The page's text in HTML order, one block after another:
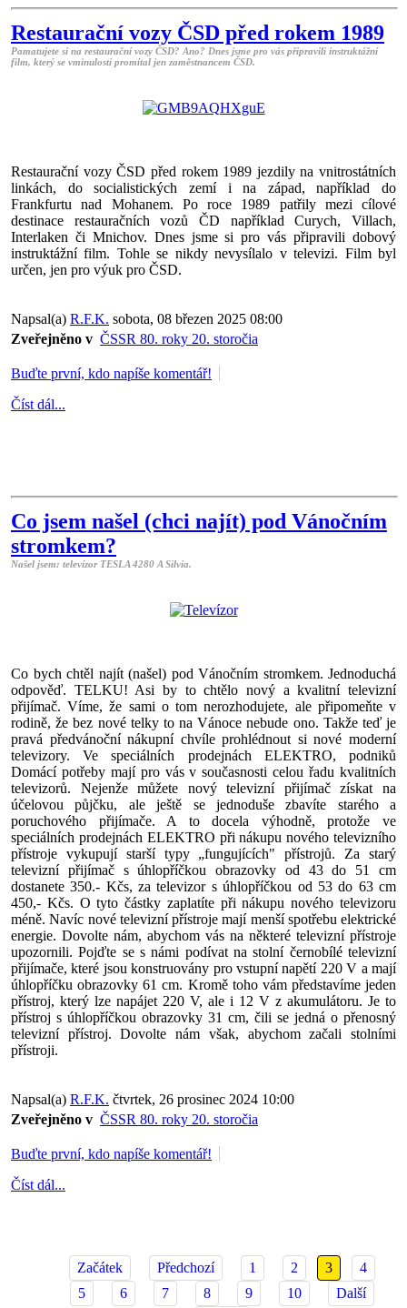
Restaurační vozy ČSD před rokem 1989
Pamatujete si na restaurační vozy ČSD? Ano? Dnes jsme pro vás připravili instruktážní
film, který se vminulosti promítal jen zaměstnancem ČSD.
Restaurační vozy ČSD před rokem 1989 jezdily na vnitrostátních
linkách, do socialistických zemí i na západ, například do
Frankfurtu nad Mohanem. Po roce 1989 patřily mezi cílové
destinace restauračních vozů ČD například Curych, Villach,
Interlaken či Mnichov. Dnes jsme si pro vás připravili dobový
instruktážní film. Tohle se nikdy nevysílalo v televizi. Film byl
určen, jen pro výuk pro ČSD.
Napsal(a) R.F.K. sobota, 08 březen 2025 08:00
Zveřejněno v ČSSR 80. roky 20. storočia
Buďte první, kdo napíše komentář!
Číst dál...
Co jsem našel (chci najít) pod Vánočním
stromkem?
Našel jsem: televízor TESLA 4280 A Silvia.
Co bych chtěl najít (našel) pod Vánočním stromkem. Jednoduchá
odpověď. TELKU! Asi by to chtělo nový a kvalitní televizní
přijímač. Víme, že sami o tom nerozhodujete, ale připomeňte v
rodině, že bez nové telky to na Vánoce nebude ono. Takže teď je
pravá předvánoční nákupní chvíle prohlédnout si nové moderní
televizory. Ve speciálních prodejnách ELEKTRO, podniků
Domácí potřeby mají pro vás v současnosti celou řadu kvalitních
televizorů. Nejenže můžete nový televizní přijímač získat na
účelovou půjčku, ale ještě se jednoduše zbavíte starého a
poruchového přijímače. A to docela výhodně, protože ve
speciálních prodejnách ELEKTRO při nákupu nového televizního
přístroje vykupují starší typy „fungujících" přístrojů. Za starý
televizní přijímač s úhlopříčkou obrazovky od 43 do 51 cm
dostanete 350.- Kčs, za televizor s úhlopříčkou od 53 do 63 cm
450,- Kčs. O tyto částky zaplatíte při nákupu nového televizoru
méně. Navíc nové televizní přístroje mají menší spotřebu elektrické
energie. Dovolte nám, abychom vás na některé televizní přístroje
upozornili. Pojďte se s námi podívat na stolní černobílé televizní
přijímače, které jsou konstruovány pro vstupní napětí 220 V a mají
úhlopříčku obrazovky 61 cm. Kromě toho vám představíme jeden
přístroj, který lze napájet 220 V, ale i 12 V z akumulátoru. Je to
přístroj s úhlopříčkou obrazovky 31 cm, čili se jedná o přenosný
televizní přístroj. Dovolte nám však, abychom začali stolními
přístroji.
Napsal(a) R.F.K. čtvrtek, 26 prosinec 2024 10:00
Zveřejněno v ČSSR 80. roky 20. storočia
Buďte první, kdo napíše komentář!
Číst dál...
Začátek Předchozí 1 2 3
4
5
6 7 8 9 10
Další